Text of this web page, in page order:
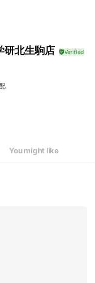
北生駒店
You might like